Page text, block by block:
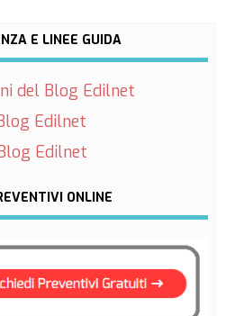
E LINEE GUIDA
del Blog Edilnet
Edilnet
Edilnet
ONLINE